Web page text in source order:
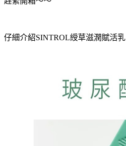
仔細介紹SINTROL綬草滋潤賦活乳